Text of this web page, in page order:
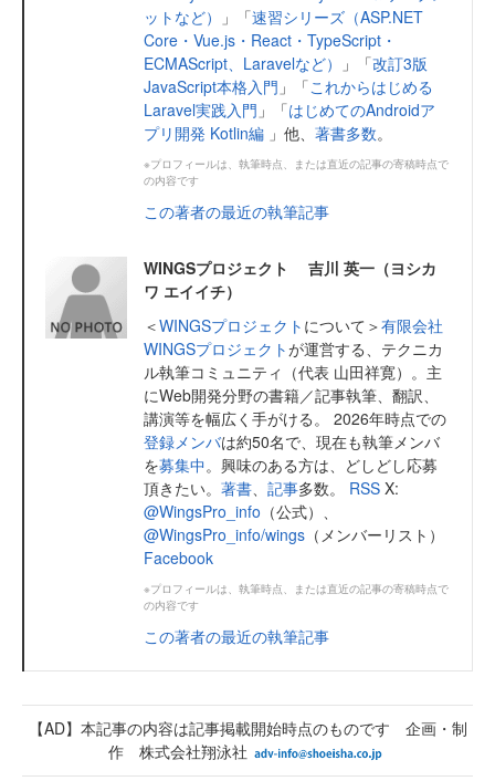
ットなど）
」「速習シリーズ（ASP.NET
Core・Vue.js・React・TypeScript・
ECMAScript、Laravelなど）
」「改訂3版
JavaScript本格入門 」「これからはじめる
Laravel実践入門 」「はじめてのAndroidア
プリ開発 Kotlin編 」他、 著書多数。
※プロフィールは、執筆時点、または直近の記事の寄稿時点で
の内容です
この著者の最近の執筆記事
WINGSプロジェクト 吉川 英一（ヨシカ
ワ エイイチ）
＜WINGSプロジェクト について＞有限会社
WINGSプロジェクトが運営する、テクニカ
ル執筆コミュニティ（代表 山田祥寛）。主
にWeb開発分野の書籍／記事執筆、翻訳、
講演等を幅広く手がける。 2026年時点での
登録メンバは約50名で、現在も執筆メンバ
を募集中。興味のある方は、どしどし応募
頂きたい。 著書 記事多数。 RSS X:
@WingsPro_info （公式）、
@WingsPro_info/wings （メンバーリスト）
Facebook
※プロフィールは、執筆時点、または直近の記事の寄稿時点で
の内容です
この著者の最近の執筆記事
【AD】本記事の内容は記事掲載開始時点のものです 企画・制
作 株式会社翔泳社